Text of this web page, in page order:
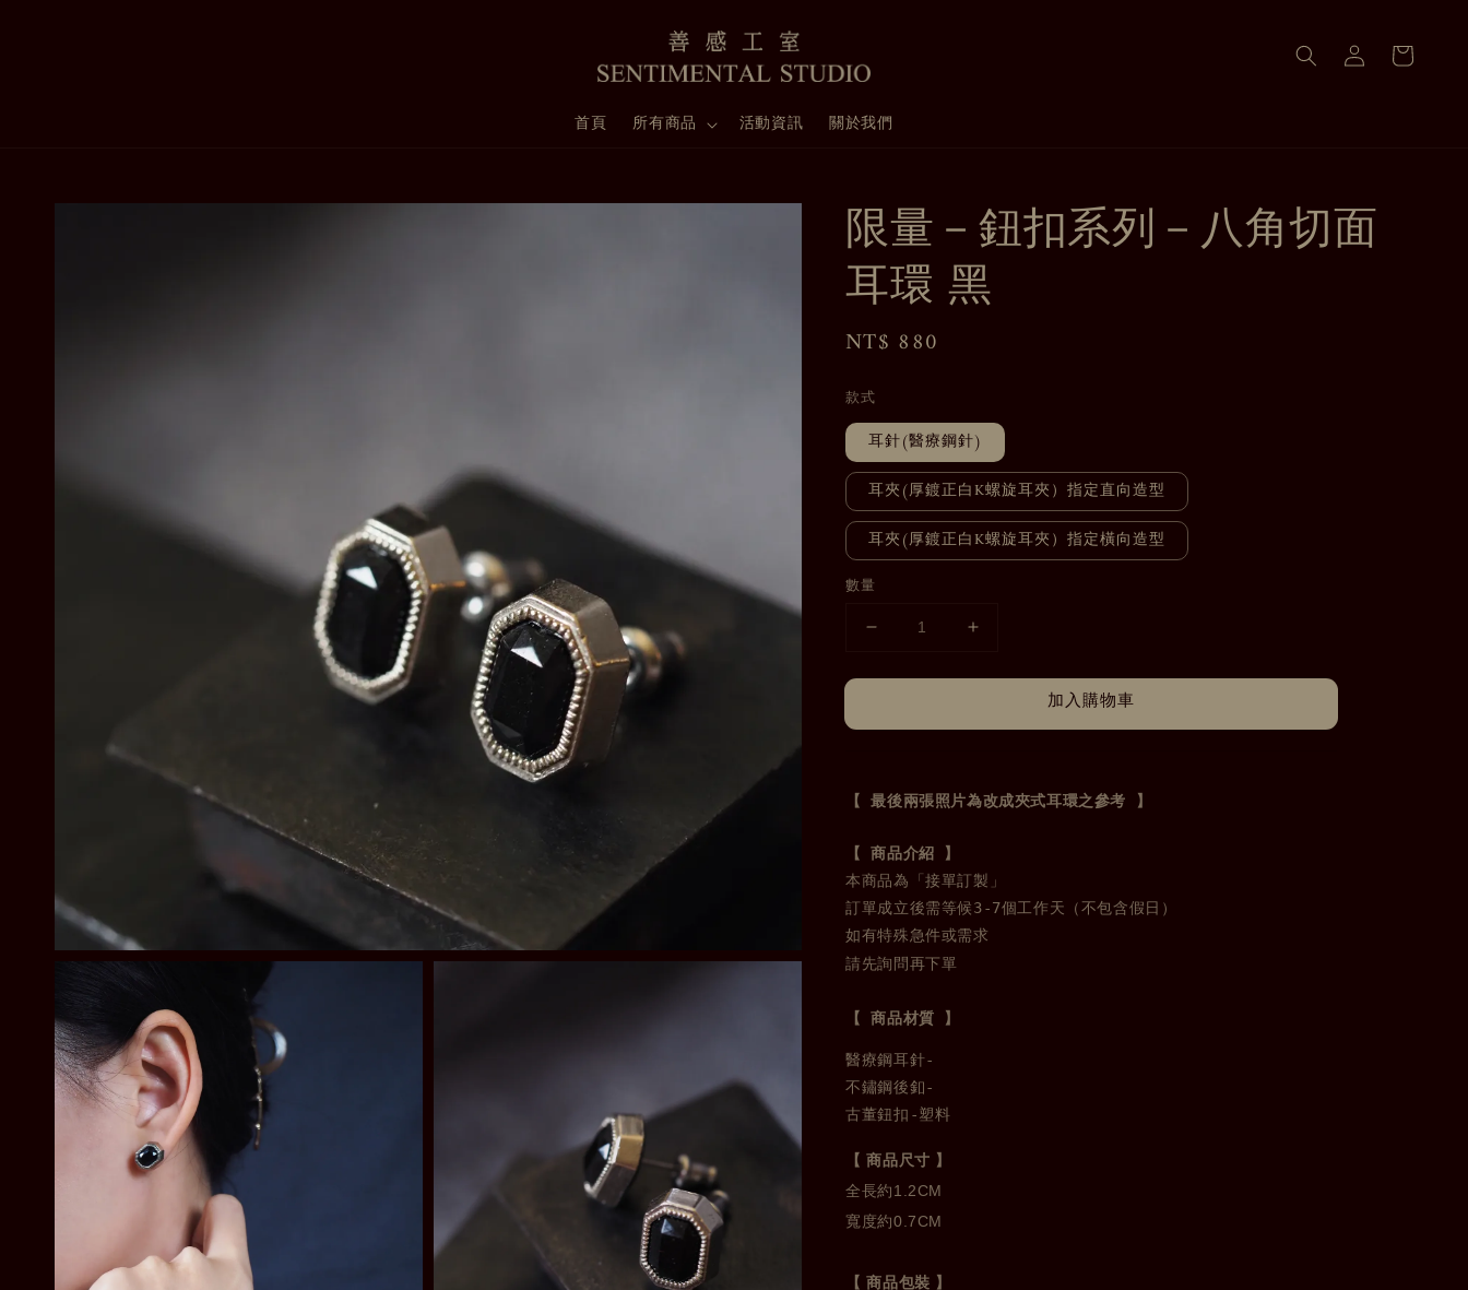
首頁 所有商品 活動資訊 關於我們
限量－鈕扣系列－八角切面
耳環 黑
Regular
NT$ 880
款式
耳針(醫療鋼針)
耳夾(厚鍍正白K螺旋耳夾）指定直向造型
耳夾(厚鍍正白K螺旋耳夾）指定橫向造型
數量
加入購物車
【 最後兩張照片為改成夾式耳環之參考 】
本商品為「接單訂製」
訂單成立後需等候3-7個工作天（不包含假日）
請先詢問再下單
【 商品材質 】
醫療鋼耳針-
不鏽鋼後釦-
古董鈕扣-塑料
【 商品尺寸 】
全長約1.2CM
寬度約0.7CM
【 商品包裝 】